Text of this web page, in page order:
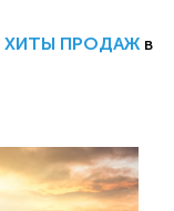
ХИТЫ ПРОДАЖ в